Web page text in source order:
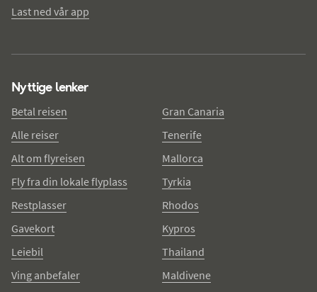
Last ned vår app
Nyttige lenker
Betal reisen
Alle reiser
Alt om flyreisen
Fly fra din lokale flyplass
Restplasser
Gavekort
Leiebil
Ving anbefaler
Gran Canaria
Tenerife
Mallorca
Tyrkia
Rhodos
Kypros
Thailand
Maldivene